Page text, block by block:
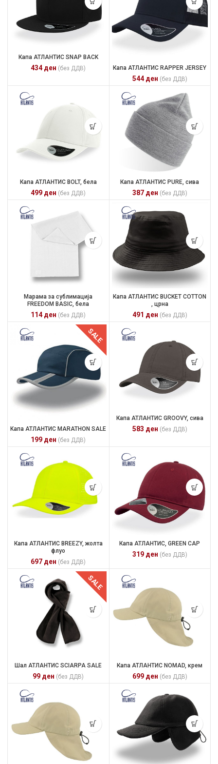
Капа АТЛАНТИС SNAP BACK
434ден (без ДДВ) Капа АТЛАНТИС RAPPER JERSEY
544ден (без ДДВ)
Капа АТЛАНТИС BOLT, бела
499 ден (без ДДВ)
Капа АТЛАНТИС PURE, сива
387 ден (без ДДВ)
Марама за сублимација
FREEDOM BASIC, бела
114ден (без ДДВ)
Капа АТЛАНТИС BUCKET COTTON
, црна
491 ден (без ДДВ)
SALE
Kапа АТЛАНТИС MARATHON SALE
199 ден (без ДДВ)
Капа АТЛАНТИС GROOVY, сива
583 ден (без ДДВ)
Капа АТЛАНТИС BREEZY, жолта
флуо
697 ден (без ДДВ)
Капа АТЛАНТИС, GREEN CAP
319 ден (без ДДВ)
SALE
Шал АТЛАНТИС SCIARPA SALE
99 ден (без ДДВ)
Капа АТЛАНТИС NOMAD, крем
699 ден (без ДДВ)